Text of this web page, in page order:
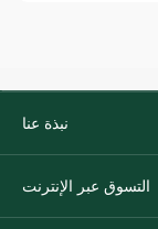
نبذة عنا
التسوق عبر الإنترنت